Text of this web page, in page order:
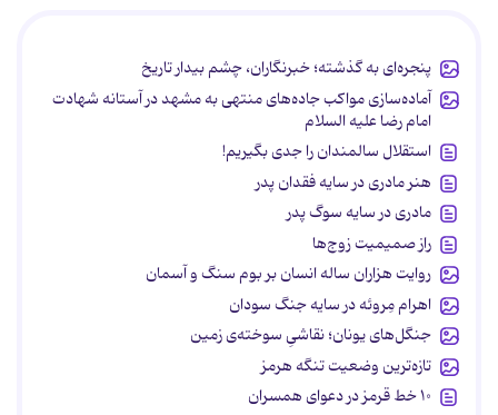
پنجره‌ای به گذشته؛ خبرنگاران، چشم بیدار تاریخ
آماده‌سازی مواکب جاده‌های منتهی به مشهد در آستانه شهادت
امام رضا علیه السلام
استقلال سالمندان را جدی بگیریم!
هنر مادری در سایه‌ فقدان پدر
مادری در سایه سوگ پدر
راز صمیمیت زوج‌ها
روایت هزاران ساله انسان بر بوم سنگ و آسمان
اهرام مِروئه در سایه جنگ سودان
جنگل‌های یونان؛ نقاشیِ سوخته‌ی زمین
تازه‌ترین وضعیت تنگه هرمز
۱۰ خط قرمز در دعوای همسران